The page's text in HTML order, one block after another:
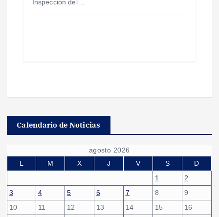
Inspección del…
Calendario de Noticias
agosto 2026
L
M X J V S
D
1
2
3
4 5 6 7 8
9
10
11 12 13 14 15
16